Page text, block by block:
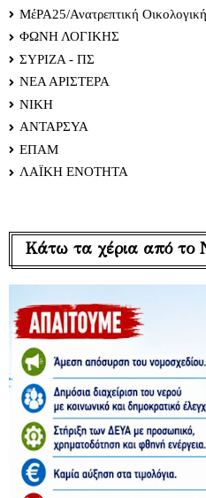
ΜέΡΑ25/Ανατρεπτική
ΦΩΝΗ ΛΟΓΙΚΗΣ
ΣΥΡΙΖΑ - ΠΣ
ΝΕΑ ΑΡΙΣΤΕΡΑ
ΝΙΚΗ
ΑΝΤΑΡΣΥΑ
ΕΠΑΜ
ΛΑΪΚΗ ΕΝΟΤΗΤΑ
Κάτω τα χέρια από το